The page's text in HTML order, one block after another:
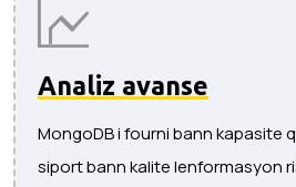
Analiz avanse
MongoDB i fourni bann kapasite
siport bann kalite lenformasyon